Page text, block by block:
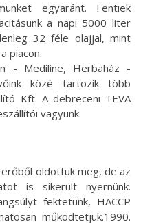
egyaránt. Fentiek
a napi 5000 liter
32 féle olajjal, mint
piacon.
- Mediline, Herbaház -
közé tartozik több
Kft. A debreceni TEVA
vagyunk.
oldottuk meg, de az
is sikerült nyernünk.
fektetünk, HACCP
működtetjük.1990.